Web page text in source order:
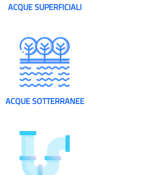
ACQUE SUPERFICIALI
ACQUE SOTTERRANEE